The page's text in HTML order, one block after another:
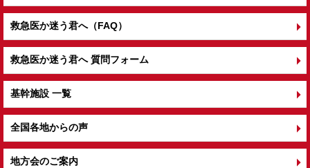
救急医か迷う君へ（FAQ）
救急医か迷う君へ 質問フォーム
基幹施設 一覧
全国各地からの声
地方会のご案内